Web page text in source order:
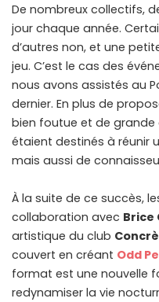
De nombreux collectifs,
jour chaque année.
d’autres non, et une
jeu. C’est le cas des
nous avons assistés au
dernier. En plus de
bien foutue et de
étaient destinés à réunir
mais aussi de
À la suite de ce succès,
collaboration avec Brice
artistique du club
couvert en créant Odd
format est une nouvelle
redynamiser la vie